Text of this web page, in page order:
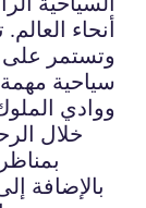
أنحاء
وتستمر على
سياحية
ووادي
خلال
بالإضافة